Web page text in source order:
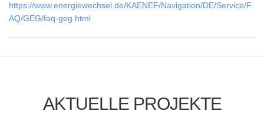
https://www.energiewechsel.de/KAENEF/Navigation/DE/Service/F
AQ/GEG/faq-geg.html
AKTUELLE PROJEKTE